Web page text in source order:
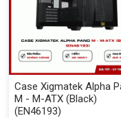
Case Xigmatek Alpha
M - M-ATX (Black)
(EN46193)